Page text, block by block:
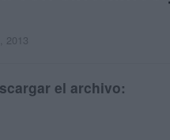
2013
el archivo: